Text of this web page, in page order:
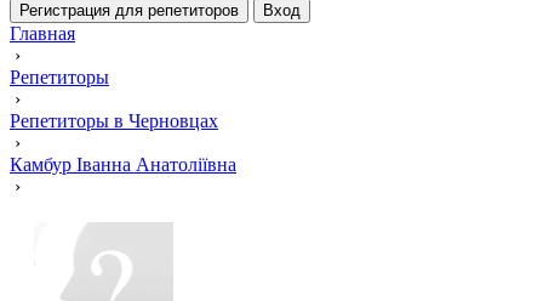
Регистрация для репетиторов Вход
Главная
›
Репетиторы
›
Репетиторы в Черновцах
›
Камбур Іванна Анатоліївна
›